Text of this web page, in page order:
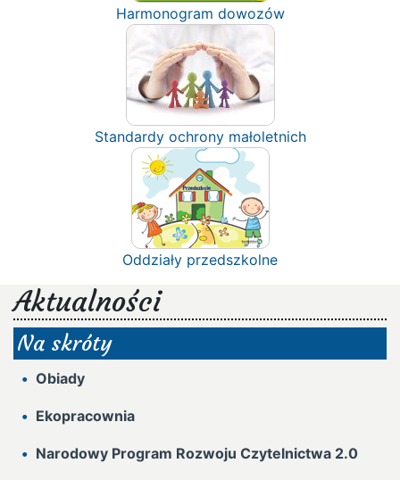
Harmonogram dowozów
Standardy ochrony małoletnich
Oddziały przedszkolne
Aktualności
Na skróty
Obiady
Ekopracownia
Narodowy Program Rozwoju Czytelnictwa 2.0